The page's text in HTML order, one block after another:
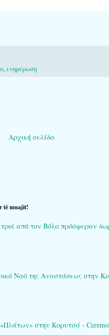
,ενημέρωση
Αρχική σελίδα
të muajit!
από τον Βόλο πρόσφεραν
Ναό της Αναστάσεως στην
στην Κορυτσά -